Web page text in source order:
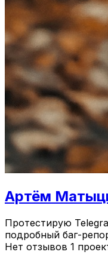
Артём
Протестирую
подробный баг-
Нет отзывов 1